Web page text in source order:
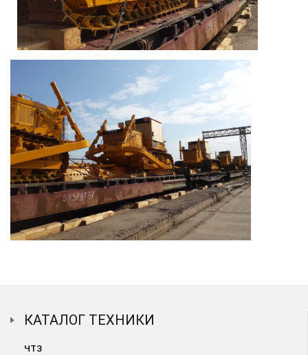
КАТАЛОГ ТЕХНИКИ
ЧТЗ